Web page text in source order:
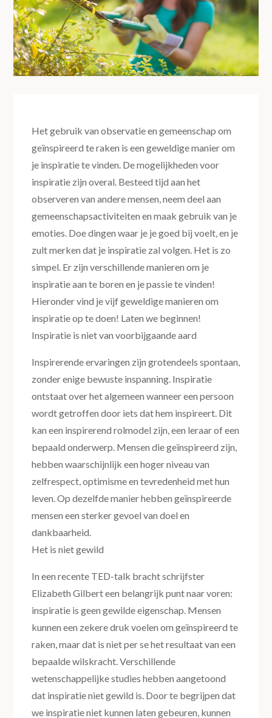
Het gebruik van observatie en gemeenschap om
geïnspireerd te raken is een geweldige manier om
je inspiratie te vinden. De mogelijkheden voor
inspiratie zijn overal. Besteed tijd aan het
observeren van andere mensen, neem deel aan
gemeenschapsactiviteiten en maak gebruik van je
emoties. Doe dingen waar je je goed bij voelt, en je
zult merken dat je inspiratie zal volgen. Het is zo
simpel. Er zijn verschillende manieren om je
inspiratie aan te boren en je passie te vinden!
Hieronder vind je vijf geweldige manieren om
inspiratie op te doen! Laten we beginnen!
Inspiratie is niet van voorbijgaande aard
Inspirerende ervaringen zijn grotendeels spontaan,
zonder enige bewuste inspanning. Inspiratie
ontstaat over het algemeen wanneer een persoon
wordt getroffen door iets dat hem inspireert. Dit
kan een inspirerend rolmodel zijn, een leraar of een
bepaald onderwerp. Mensen die geïnspireerd zijn,
hebben waarschijnlijk een hoger niveau van
zelfrespect, optimisme en tevredenheid met hun
leven. Op dezelfde manier hebben geïnspireerde
mensen een sterker gevoel van doel en
dankbaarheid.
Het is niet gewild
In een recente TED-talk bracht schrijfster
Elizabeth Gilbert een belangrijk punt naar voren:
inspiratie is geen gewilde eigenschap. Mensen
kunnen een zekere druk voelen om geïnspireerd te
raken, maar dat is niet per se het resultaat van een
bepaalde wilskracht. Verschillende
wetenschappelijke studies hebben aangetoond
dat inspiratie niet gewild is. Door te begrijpen dat
we inspiratie niet kunnen laten gebeuren, kunnen